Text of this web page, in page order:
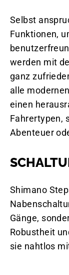
Selbst
Funktionen,
werden mit
ganz
alle
einen
Fahrertypen,
Abenteuer
Shimano
Gänge,
Robustheit
sie nahtlos